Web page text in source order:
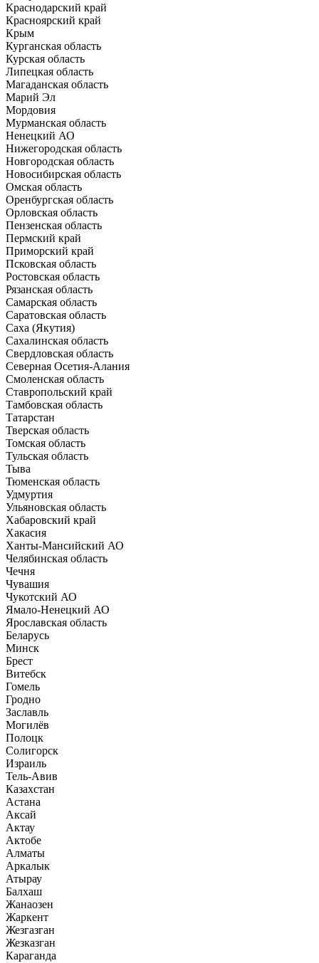
Краснодарский край
Красноярский край
Крым
Курганская область
Курская область
Липецкая область
Магаданская область
Марий Эл
Мордовия
Мурманская область
Ненецкий АО
Нижегородская область
Новгородская область
Новосибирская область
Омская область
Оренбургская область
Орловская область
Пензенская область
Пермский край
Приморский край
Псковская область
Ростовская область
Рязанская область
Самарская область
Саратовская область
Саха (Якутия)
Сахалинская область
Свердловская область
Северная Осетия-Алания
Смоленская область
Ставропольский край
Тамбовская область
Татарстан
Тверская область
Томская область
Тульская область
Тыва
Тюменская область
Удмуртия
Ульяновская область
Хабаровский край
Хакасия
Ханты-Мансийский АО
Челябинская область
Чечня
Чувашия
Чукотский АО
Ямало-Ненецкий АО
Ярославская область
Беларусь
Минск
Брест
Витебск
Гомель
Гродно
Заславль
Могилёв
Полоцк
Солигорск
Израиль
Тель-Авив
Казахстан
Астана
Аксай
Актау
Актобе
Алматы
Аркалык
Атырау
Балхаш
Жанаозен
Жаркент
Жезгазган
Жезказган
Караганда